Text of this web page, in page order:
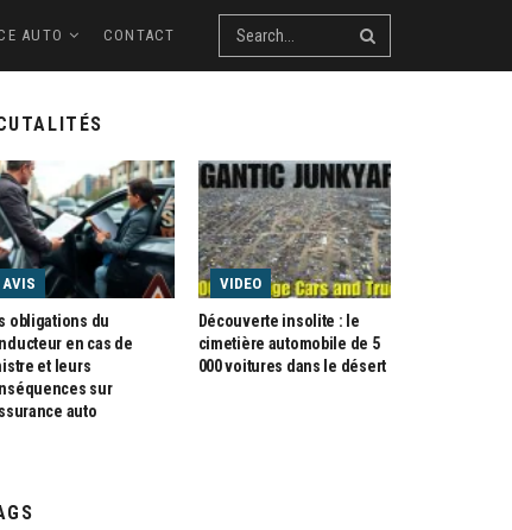
AUTO CONTACT
AVIS
obligations du
en cas de
et leurs
sur
auto
VIDEO
Découverte insolite : le
cimetière automobile de 5
000 voitures dans le désert